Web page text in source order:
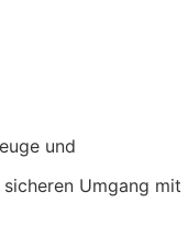
und
Umgang mit